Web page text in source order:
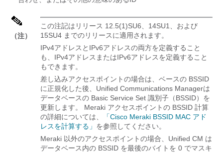
（注）
この注記はリリース 12.5(1)SU6、14SU1、および
15SU4 までのリリースに適用されます。
IPv4アドレスとIPv6アドレスの両方を定義すること
も、IPv4アドレスまたはIPv6アドレスを定義すること
もできます。
差し込みアクセスポイントの場合は、ベースの BSSID
に正規化した後、 Unified Communications Managerは
データベースの Basic Service Set 識別子（BSSID）を
更新します。 Meraki アクセスポイントの BSSID 計算
の詳細については、
「Cisco Meraki BSSID MAC アド
レスを計算する」 を参照してください。
Meraki 以外のアクセスポイントの場合、Unified CM は
データベース内の BSSID を最後のバイトを 0 でマスキ